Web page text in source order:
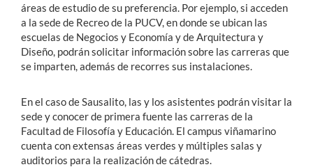
áreas de estudio de su preferencia. Por ejemplo, si acceden
a la sede de Recreo de la PUCV, en donde se ubican las
escuelas de Negocios y Economía y de Arquitectura y
Diseño, podrán solicitar información sobre las carreras que
se imparten, además de recorres sus instalaciones.
En el caso de Sausalito, las y los asistentes podrán visitar la
sede y conocer de primera fuente las carreras de la
Facultad de Filosofía y Educación. El campus viñamarino
cuenta con extensas áreas verdes y múltiples salas y
auditorios para la realización de cátedras.